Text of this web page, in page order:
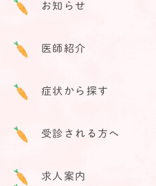
お知らせ
医師紹介
症状から探す
受診される方へ
求人案内